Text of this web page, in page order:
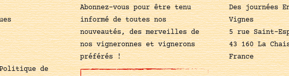
de
Abonnez-vous pour être tenu
informé de toutes nos
nouveautés, des merveilles de
nos vigneronnes et vignerons
préférés !
Des journées
Vignes
5 rue Saint-
43 160 La
France